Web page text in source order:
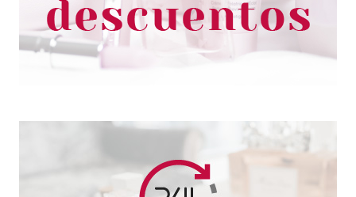
-16% 31.09€